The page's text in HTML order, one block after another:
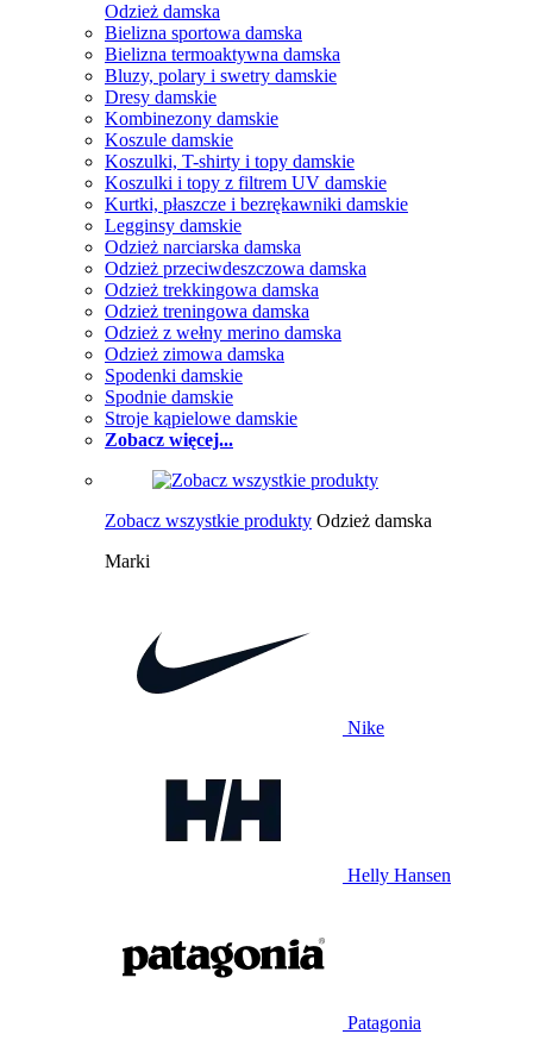
Odzież damska
Bielizna sportowa damska
Bielizna termoaktywna damska
Bluzy, polary i swetry damskie
Dresy damskie
Kombinezony damskie
Koszule damskie
Koszulki, T-shirty i topy damskie
Koszulki i topy z filtrem UV damskie
Kurtki, płaszcze i bezrękawniki damskie
Legginsy damskie
Odzież narciarska damska
Odzież przeciwdeszczowa damska
Odzież trekkingowa damska
Odzież treningowa damska
Odzież z wełny merino damska
Odzież zimowa damska
Spodenki damskie
Spodnie damskie
Stroje kąpielowe damskie
Zobacz więcej...
Zobacz wszystkie produkty Odzież damska
Marki
Nike
Helly Hansen
Patagonia